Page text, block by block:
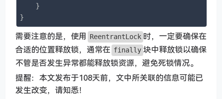
    }
}
需要注意的是，使用 ReentrantLock 时，一定要确保在
合适的位置释放锁，通常在 finally 块中释放锁以确保
不管是否发生异常都能释放锁资源，避免死锁情况。
提醒：本文发布于108天前，文中所关联的信息可能已
发生改变，请知悉！